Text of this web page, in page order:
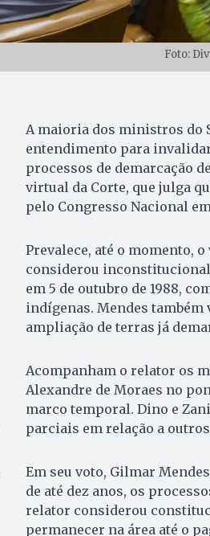
Foto:
A maioria dos ministros do
entendimento para
processos de demarcação
virtual da Corte, que julga
pelo Congresso Nacional
Prevalece, até o momento,
considerou inconstitucional
em 5 de outubro de 1988,
indígenas. Mendes também
ampliação de terras já
Acompanham o relator os
Alexandre de Moraes no
marco temporal. Dino e
parciais em relação a
Em seu voto, Gilmar
de até dez anos, os
relator considerou
permanecer na área até o